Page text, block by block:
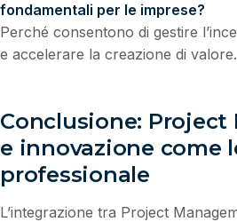
fondamentali per le imprese?
Perché consentono di gestire
e accelerare la creazione di valore.
Conclusione:
e innovazione come
professionale
L’integrazione tra Project